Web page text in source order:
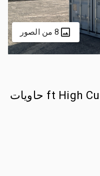
8 من الصور
2026 40 ft High Cube Multi-Door حاويات